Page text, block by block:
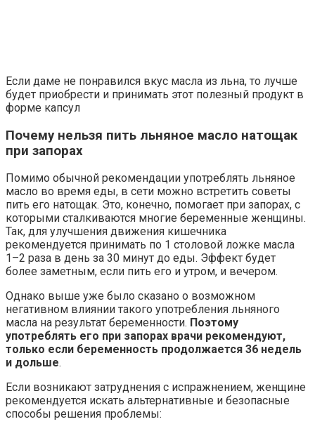
Если даме не понравился вкус масла из льна, то лучше
будет приобрести и принимать этот полезный продукт в
форме капсул
Почему нельзя пить льняное масло натощак
при запорах
Помимо обычной рекомендации употреблять льняное
масло во время еды, в сети можно встретить советы
пить его натощак. Это, конечно, помогает при запорах, с
которыми сталкиваются многие беременные женщины.
Так, для улучшения движения кишечника
рекомендуется принимать по 1 столовой ложке масла
1–2 раза в день за 30 минут до еды. Эффект будет
более заметным, если пить его и утром, и вечером.
Однако выше уже было сказано о возможном
негативном влиянии такого употребления льняного
масла на результат беременности. Поэтому
употреблять его при запорах врачи рекомендуют,
только если беременность продолжается 36 недель
и дольше.
Если возникают затруднения с испражнением, женщине
рекомендуется искать альтернативные и безопасные
способы решения проблемы: